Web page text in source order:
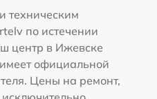
техническим
по истечении
центр в Ижевске
официальной
Цены на ремонт,